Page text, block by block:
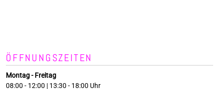
ÖFFNUNGSZEITEN
Montag - Freitag
08:00 - 12:00 | 13:30 - 18:00 Uhr